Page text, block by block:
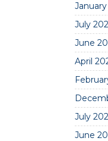
July
June
April
July
June